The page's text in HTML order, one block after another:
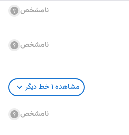
نامشخص
نامشخص
مشاهده1خط دیگر
نامشخص